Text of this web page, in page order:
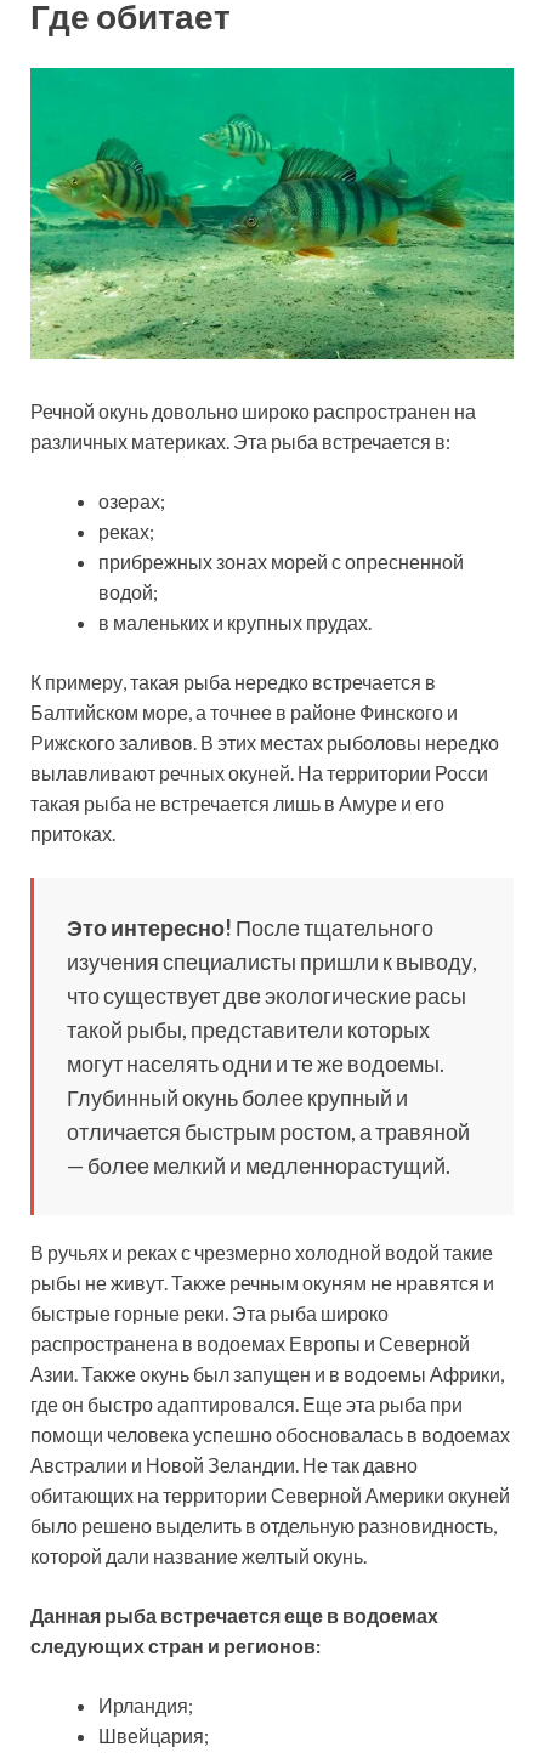
Где обитает
Речной окунь довольно широко распространен на
различных материках. Эта рыба встречается в:
озерах;
реках;
прибрежных зонах морей с опресненной
водой;
в маленьких и крупных прудах.
К примеру, такая рыба нередко встречается в
Балтийском море, а точнее в районе Финского и
Рижского заливов. В этих местах рыболовы нередко
вылавливают речных окуней. На территории Росси
такая рыба не встречается лишь в Амуре и его
притоках.
Это интересно! После тщательного
изучения специалисты пришли к выводу,
что существует две экологические расы
такой рыбы, представители которых
могут населять одни и те же водоемы.
Глубинный окунь более крупный и
отличается быстрым ростом, а травяной
— более мелкий и медленнорастущий.
В ручьях и реках с чрезмерно холодной водой такие
рыбы не живут. Также речным окуням не нравятся и
быстрые горные реки. Эта рыба широко
распространена в водоемах Европы и Северной
Азии. Также окунь был запущен и в водоемы Африки,
где он быстро адаптировался. Еще эта рыба при
помощи человека успешно обосновалась в водоемах
Австралии и Новой Зеландии. Не так давно
обитающих на территории Северной Америки окуней
было решено выделить в отдельную разновидность,
которой дали название желтый окунь.
Данная рыба встречается еще в водоемах
следующих стран и регионов:
Ирландия;
Швейцария;